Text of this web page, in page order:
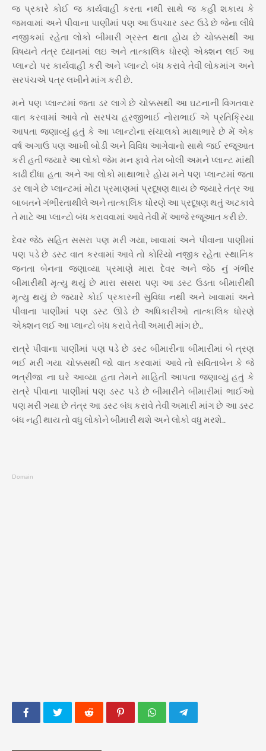
જ પ્રકારે કોઈ જ કાર્યવાહી કરતા નથી સાથે જ કહી શકાય કે
જમવામાં અને પીવાના પાણીમાં પણ આ ઉપચાર ડસ્ટ ઉડે છે જેના લીધે
નજીકમાં રહેતા લોકો બીમારી ગ્રસ્ત થતા હોય છે ચોક્કસથી આ
વિષયને તંત્ર ધ્યાનમાં લઇ અને તાત્કાલિક ધોરણે એક્શન લઈ આ
પ્લાન્ટો પર કાર્યવાહી કરી અને પ્લાન્ટો બંધ કરાવે તેવી લોકમાંગ અને
સરપંચએ પત્ર લખીને માંગ કરી છે.
મને પણ પ્લાન્ટમાં જતા ડર લાગે છે ચોક્કસથી આ ઘટનાની વિગતવાર
વાત કરવામાં આવે તો સરપંચ હરજીભાઈ નોરાભાઈ એ પ્રતિક્રિયા
આપતા જણાવ્યું હતું કે આ પ્લાન્ટોના સંચાલકો માથાભારે છે મેં એક
વર્ષ અગાઉ પણ આખી બોડી અને વિવિધ આગેવાનો સાથે જઈ રજૂઆત
કરી હતી જ્યારે આ લોકો જેમ મન ફાવે તેમ બોલી અમને પ્લાન્ટ માંથી
કાઢી દીધા હતા અને આ લોકો માથાભારે હોય મને પણ પ્લાન્ટમાં જતા
ડર લાગે છે પ્લાન્ટમાં મોટા પ્રમાણમાં પ્રદૂષણ થાય છે જ્યારે તંત્ર આ
બાબતને ગંભીરતાથીલે અને તાત્કાલિક ધોરણે આ પ્રદૂષણ થતું અટકાવે
તે માટે આ પ્લાન્ટો બંધ કરાવવામાં આવે તેવી મેં આજે રજૂઆત કરી છે.
દેવર જેઠ સહિત સસરા પણ મરી ગયા, ખાવામાં અને પીવાના પાણીમાં
પણ પડે છે ડસ્ટ વાત કરવામાં આવે તો કોરિયો નજીક રહેતા સ્થાનિક
જનતા બેનના જણાવ્યા પ્રમાણે મારા દેવર અને જેઠ નું ગંભીર
બીમારીથી મૃત્યુ થયું છે મારા સસરા પણ આ ડસ્ટ ઉડતા બીમારીથી
મૃત્યુ થયું છે જ્યારે કોઈ પ્રકારની સુવિધા નથી અને ખાવામાં અને
પીવાના પાણીમાં પણ ડસ્ટ ઊડે છે અધિકારીઓ તાત્કાલિક ધોરણે
એક્શન લઈ આ પ્લાન્ટો બંધ કરાવે તેવી અમારી માંગ છે..
રાત્રે પીવાના પાણીમાં પણ પડે છે ડસ્ટ બીમારીના બીમારીમાં બે ત્રણ
ભઈ મરી ગયા ચોક્કસથી જો વાત કરવામાં આવે તો સવિતાબેન કે જે
ભત્રીજા ના ઘરે આવ્યા હતા તેમને માહિતી આપતા જણાવ્યું હતું કે
રાત્રે પીવાના પાણીમાં પણ ડસ્ટ પડે છે બીમારીને બીમારીમાં ભાઈઓ
પણ મરી ગયા છે તંત્ર આ ડસ્ટ બંધ કરાવે તેવી અમારી માંગ છે આ ડસ્ટ
બંધ નહીં થાય તો વધુ લોકોને બીમારી થશે અને લોકો વધુ મરશે..
Domain